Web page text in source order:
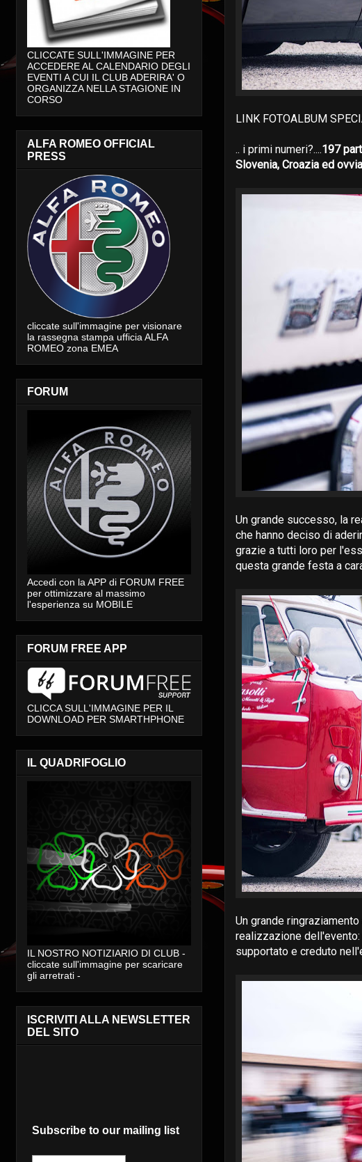
LINK FOTOALBUM
.. i primi numeri?....197
Slovenia, Croazia ed
Un grande successo, la
che hanno deciso di
grazie a tutti loro per
questa grande festa a
Un grande
realizzazione
supportato e creduto
CLICCATE SULL'IMMAGINE PER
ACCEDERE AL CALENDARIO DEGLI
EVENTI A CUI IL CLUB ADERIRA' O
ORGANIZZA NELLA STAGIONE IN
CORSO
ALFA ROMEO OFFICIAL
PRESS
cliccate sull'immagine per visionare
la rassegna stampa ufficia ALFA
ROMEO zona EMEA
FORUM
Accedi con la APP di FORUM FREE
per ottimizzare al massimo
l'esperienza su MOBILE
FORUM FREE APP
CLICCA SULL'IMMAGINE PER IL
DOWNLOAD PER SMARTHPHONE
IL QUADRIFOGLIO
IL NOSTRO NOTIZIARIO DI CLUB -
cliccate sull'immagine per scaricare
gli arretrati -
ISCRIVITI ALLA NEWSLETTER
DEL SITO
Subscribe to our mailing list